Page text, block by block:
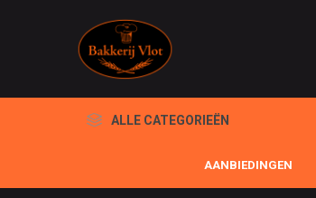
ALLE CATEGORIEËN
AANBIEDINGEN